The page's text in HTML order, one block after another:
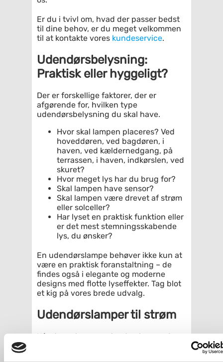
Er du i tvivl om, hvad der passer bedst
til dine behov, er du meget velkommen
til at kontakte vores kundeservice.
Udendørsbelysning:
Praktisk eller hyggeligt?
Der er forskellige faktorer, der er
afgørende for, hvilken type
udendørsbelysning du skal have.
Hvor skal lampen placeres? Ved
hoveddøren, ved bagdøren, i
haven, ved kældernedgang, på
terrassen, i haven, indkørslen, ved
skuret?
Hvor meget lys har du brug for?
Skal lampen have sensor?
Skal lampen være drevet af strøm
eller solceller?
Har lyset en praktisk funktion eller
er det mest stemningsskabende
lys, du ønsker?
En udendørslampe behøver ikke kun at
være en praktisk foranstaltning – de
findes også i elegante og moderne
designs med flotte lyseffekter. Tag blot
et kig på vores brede udvalg.
Udendørslamper til strøm
Når du vælger en udendørslampe, der